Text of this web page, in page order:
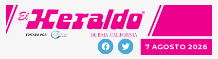
Skip
content
7 AGOSTO 2026